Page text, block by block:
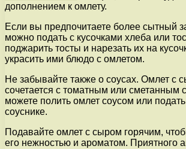
дополнением к омлету.
Если вы предпочитаете более сытный
можно подать с кусочками хлеба или
поджарить тосты и нарезать их на
украсить ими блюдо с омлетом.
Не забывайте также о соусах. Омлет с
сочетается с томатным или сметанным
можете полить омлет соусом или подать
соуснике.
Подавайте омлет с сыром горячим,
его нежностью и ароматом. Приятного